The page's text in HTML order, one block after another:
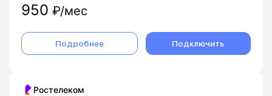
950 ₽/мес
Подробнее Подключить
Ростелеком